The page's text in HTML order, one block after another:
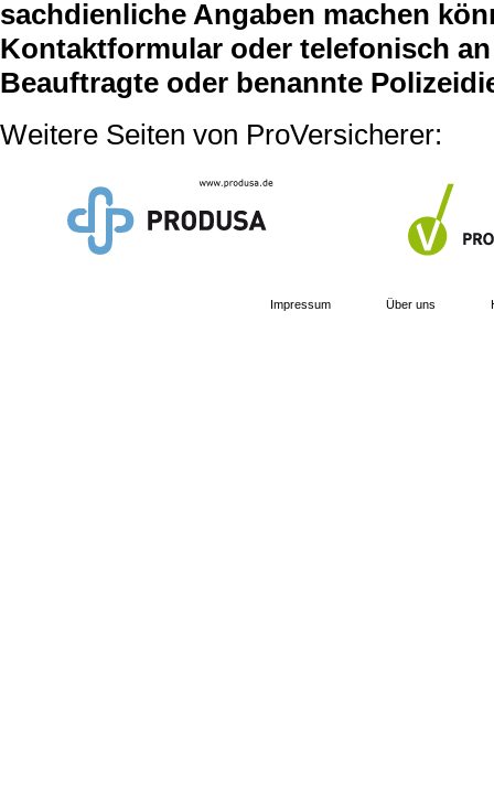
sachdienliche Angaben machen
Kontaktformular oder telefonisch
Beauftragte oder benannte
Weitere Seiten von ProVersicherer:
Impressum Über uns